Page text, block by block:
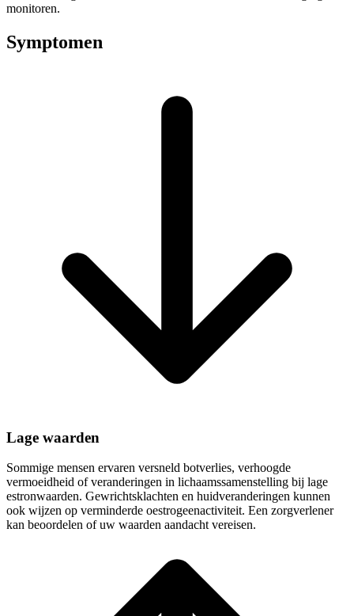
monitoren.
Symptomen
Lage waarden
Sommige mensen ervaren versneld botverlies, verhoogde
vermoeidheid of veranderingen in lichaamssamenstelling bij lage
estronwaarden. Gewrichtsklachten en huidveranderingen kunnen
ook wijzen op verminderde oestrogeenactiviteit. Een zorgverlener
kan beoordelen of uw waarden aandacht vereisen.